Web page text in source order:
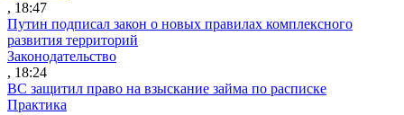
, 18:47
Путин подписал закон о новых правилах комплексного
развития территорий
Законодательство
, 18:24
ВС защитил право на взыскание займа по расписке
Практика